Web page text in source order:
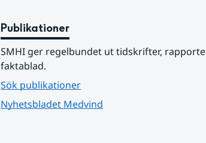
Publikationer
SMHI ger regelbundet ut tidskrifter,
faktablad.
Sök publikationer
Nyhetsbladet Medvind